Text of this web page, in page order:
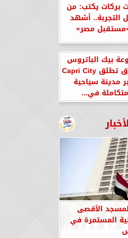
بركات يكتب: من
التجربة.. أشهد
مصر»
بيك الباتروس
للفنادق تطلق Capri City
مدينة سياحية
متكاملة في...
الأقصى
المستمرة في